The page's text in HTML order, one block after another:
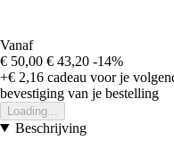
Vanaf
€ 50,00 € 43,20 -14%
+€ 2,16 cadeau voor je
bevestiging van je bestelling
Loading...
Beschrijving